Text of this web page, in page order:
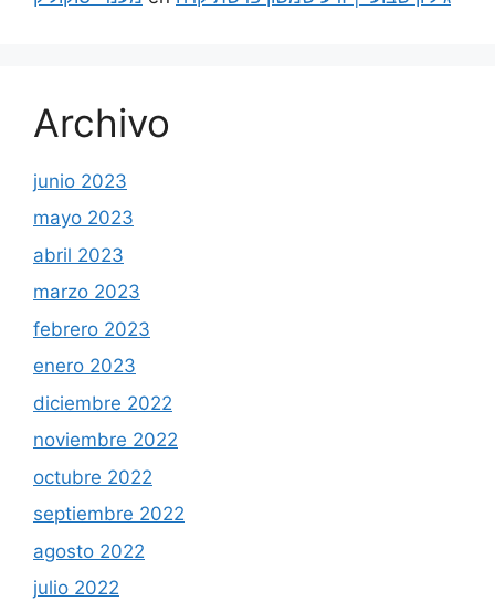
Archivo
junio 2023
mayo 2023
abril 2023
marzo 2023
febrero 2023
enero 2023
diciembre 2022
noviembre 2022
octubre 2022
septiembre 2022
agosto 2022
julio 2022